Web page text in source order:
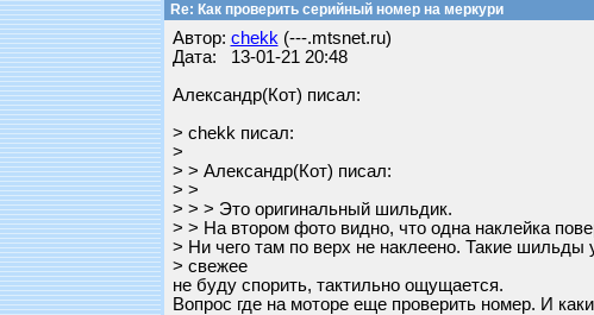
Re: Как проверить серийный номер на меркури
Автор: chekk (---.mtsnet.ru)
Дата: 13-01-21 20:48
Александр(Кот) писал:
> chekk писал:
>
> > Александр(Кот) писал:
> >
> > > Это оригинальный шильдик.
> > На втором фото видно, что одна наклейка
> Ни чего там по верх не наклеено. Такие шильды
> свежее
не буду спорить, тактильно ощущается.
Вопрос где на моторе еще проверить номер. И